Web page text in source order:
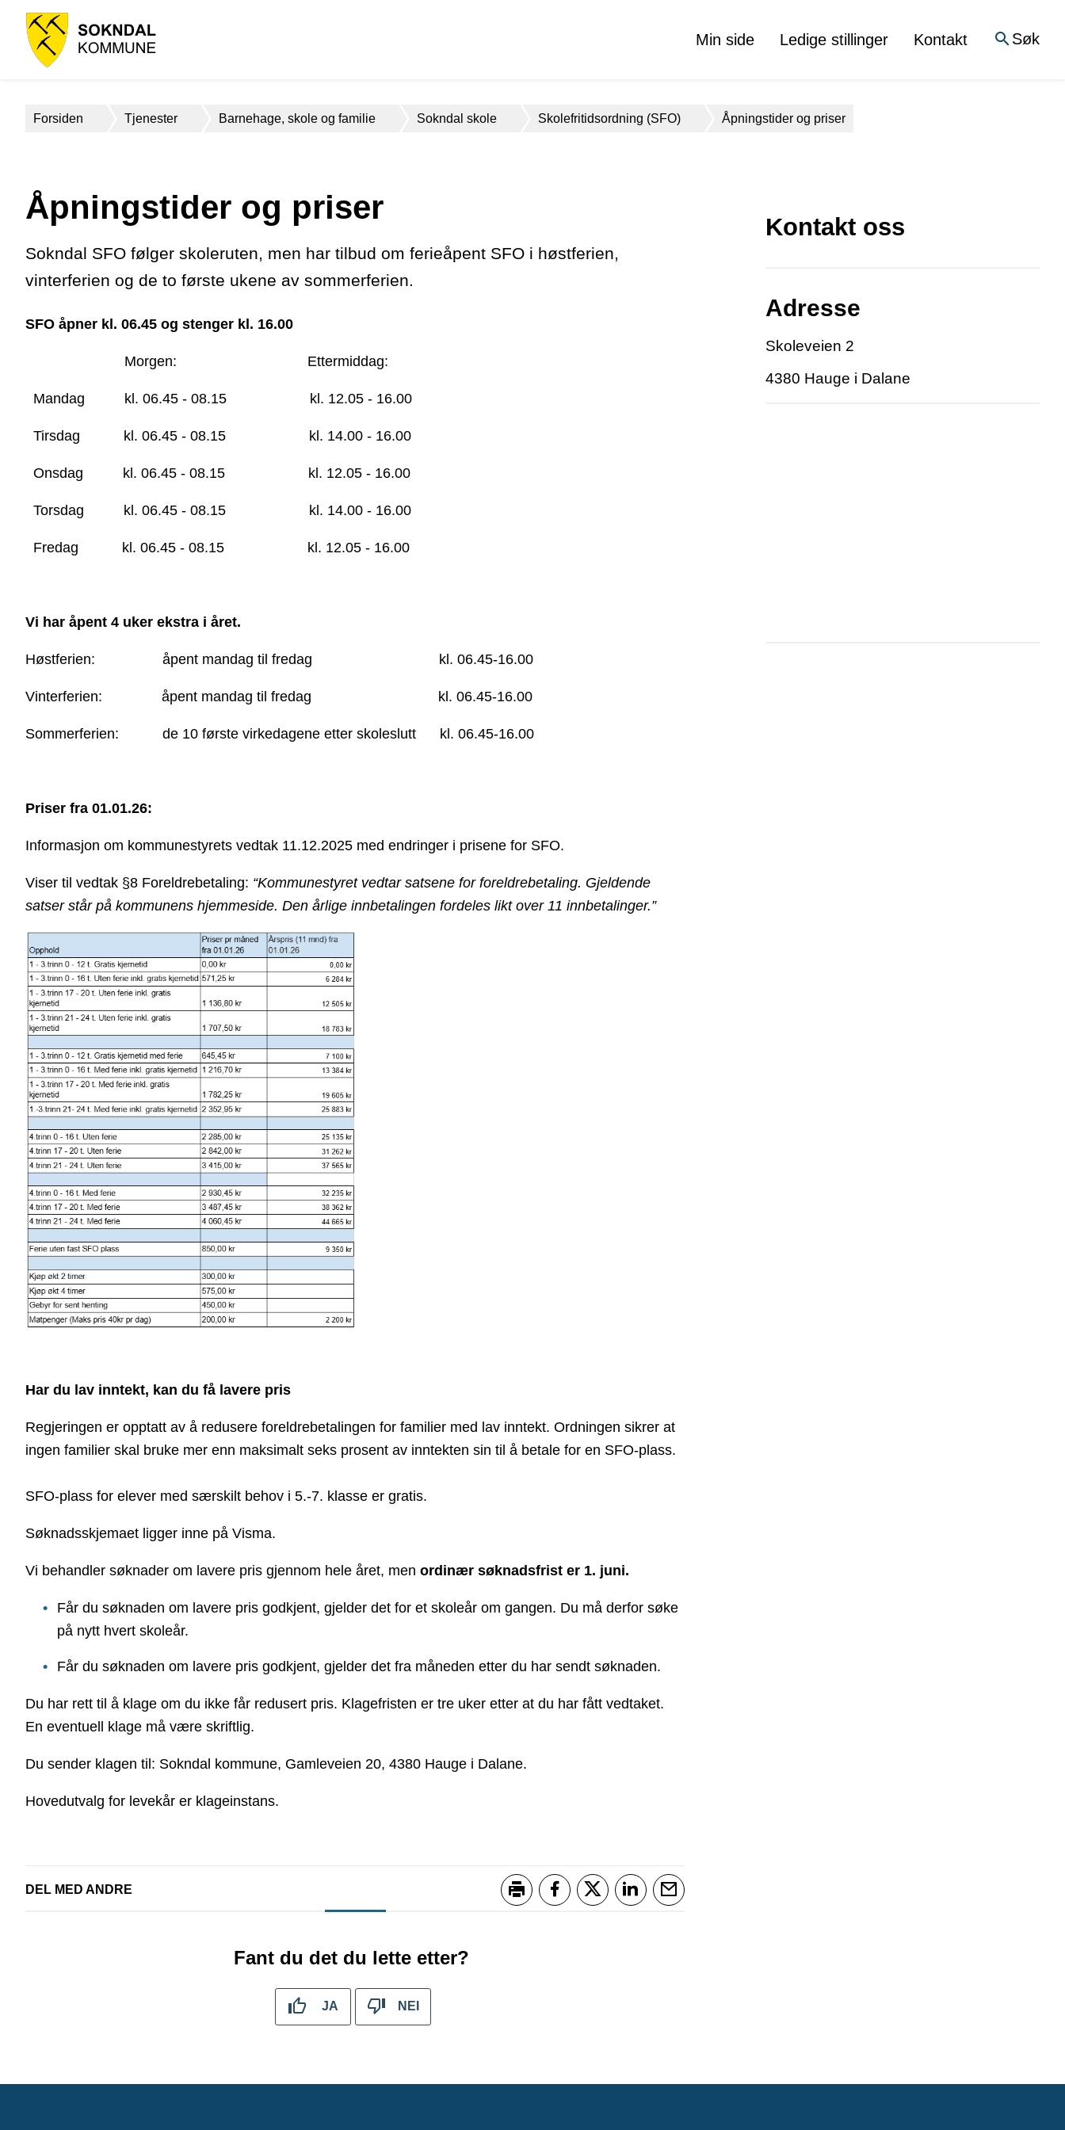
Sokndal
kommune
Min side Ledige stillinger Kontakt Søk
Du
erForsiden Tjenester Barnehage, skole og familie Sokndal skole Skolefritidsordning (SFO) Åpningstider og priser
Åpningstider og priser
Sokndal SFO følger skoleruten, men har tilbud om ferieåpent SFO i høstferien,
vinterferien og de to første ukene av sommerferien.
SFO åpner kl. 06.45 og stenger kl. 16.00
Morgen: Ettermiddag:
Mandag kl. 06.45 - 08.15 kl. 12.05 - 16.00
Tirsdag kl. 06.45 - 08.15 kl. 14.00 - 16.00
Onsdag kl. 06.45 - 08.15 kl. 12.05 - 16.00
Torsdag kl. 06.45 - 08.15 kl. 14.00 - 16.00
Fredag kl. 06.45 - 08.15 kl. 12.05 - 16.00
Vi har åpent 4 uker ekstra i året.
Høstferien: åpent mandag til fredag kl. 06.45-16.00
Vinterferien: åpent mandag til fredag kl. 06.45-16.00
Sommerferien: de 10 første virkedagene etter skoleslutt kl. 06.45-16.00
Priser fra 01.01.26:
Informasjon om kommunestyrets vedtak 11.12.2025 med endringer i prisene for SFO.
Viser til vedtak §8 Foreldrebetaling: “Kommunestyret vedtar satsene for foreldrebetaling. Gjeldende
satser står på kommunens hjemmeside. Den årlige innbetalingen fordeles likt over 11 innbetalinger.”
Har du lav inntekt, kan du få lavere pris
Regjeringen er opptatt av å redusere foreldrebetalingen for familier med lav inntekt. Ordningen sikrer at
ingen familier skal bruke mer enn maksimalt seks prosent av inntekten sin til å betale for en SFO-plass.
SFO-plass for elever med særskilt behov i 5.-7. klasse er gratis.
Søknadsskjemaet ligger inne på Visma.
Vi behandler søknader om lavere pris gjennom hele året, men ordinær søknadsfrist er 1. juni.
Får du søknaden om lavere pris godkjent, gjelder det for et skoleår om gangen. Du må derfor søke
på nytt hvert skoleår.
Får du søknaden om lavere pris godkjent, gjelder det fra måneden etter du har sendt søknaden.
Du har rett til å klage om du ikke får redusert pris. Klagefristen er tre uker etter at du har fått vedtaket.
En eventuell klage må være skriftlig.
Du sender klagen til: Sokndal kommune, Gamleveien 20, 4380 Hauge i Dalane.
Hovedutvalg for levekår er klageinstans.
DEL MED ANDRE
Fant du det du lette etter?
JA NEI
Kontakt oss
Adresse
Skoleveien 2
4380 Hauge i Dalane